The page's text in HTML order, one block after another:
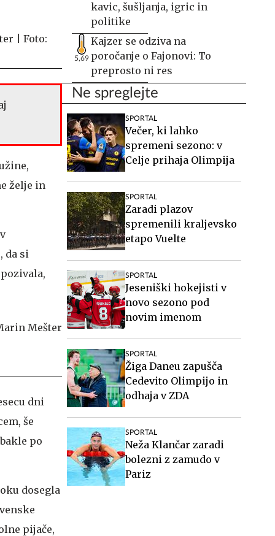
želje in
v
da si
dni
še
po
dosegla
pijače,
kavic, šušljanja, igric in
politike
5,69
Kajzer se odziva na
poročanje o Fajonovi: To
preprosto ni res
Ne spreglejte
SPORTAL
Večer, ki lahko
spremeni sezono: v
Celje prihaja Olimpija
SPORTAL
Zaradi plazov
spremenili kraljevsko
etapo Vuelte
SPORTAL
Jeseniški hokejisti v
novo sezono pod
novim imenom
SPORTAL
Žiga Daneu zapušča
Cedevito Olimpijo in
odhaja v ZDA
SPORTAL
Neža Klančar zaradi
bolezni z zamudo v
Pariz